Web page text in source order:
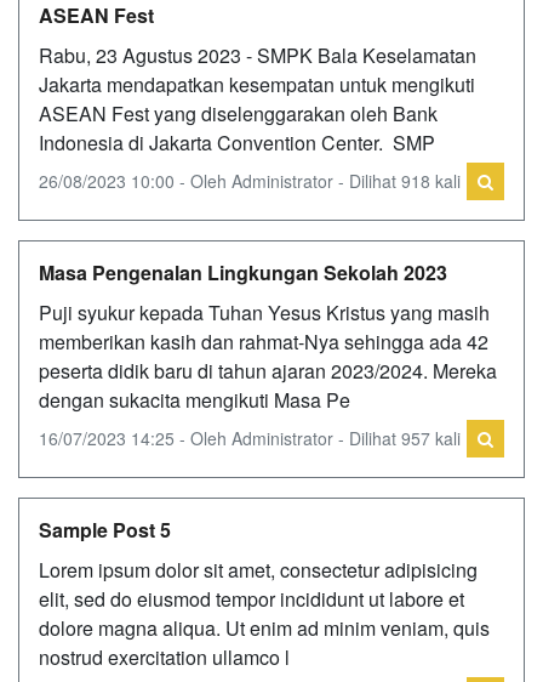
ASEAN Fest
Rabu, 23 Agustus 2023 - SMPK Bala Keselamatan
Jakarta mendapatkan kesempatan untuk mengikuti
ASEAN Fest yang diselenggarakan oleh Bank
Indonesia di Jakarta Convention Center. SMP
26/08/2023 10:00 - Oleh Administrator - Dilihat 918 kali
Masa Pengenalan Lingkungan Sekolah 2023
Puji syukur kepada Tuhan Yesus Kristus yang masih
memberikan kasih dan rahmat-Nya sehingga ada 42
peserta didik baru di tahun ajaran 2023/2024. Mereka
dengan sukacita mengikuti Masa Pe
16/07/2023 14:25 - Oleh Administrator - Dilihat 957 kali
Sample Post 5
Lorem ipsum dolor sit amet, consectetur adipisicing
elit, sed do eiusmod tempor incididunt ut labore et
dolore magna aliqua. Ut enim ad minim veniam, quis
nostrud exercitation ullamco l